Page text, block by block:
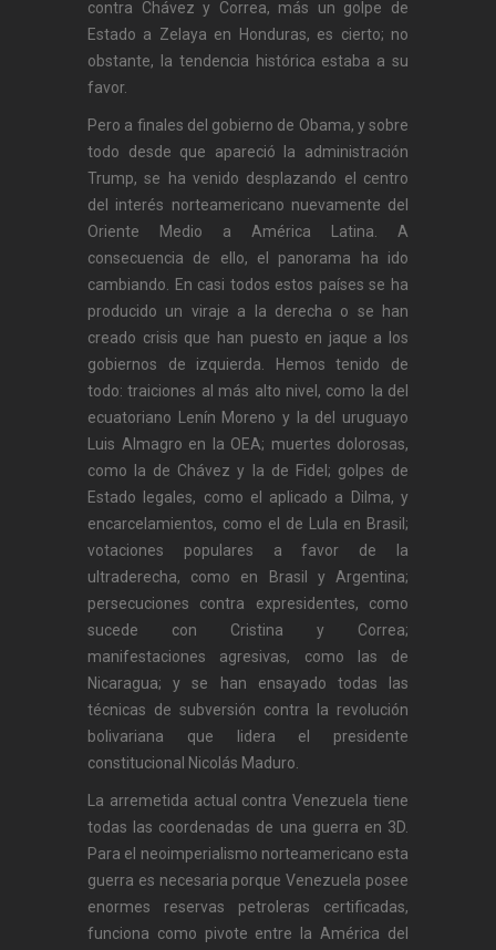
contra Chávez y Correa, más un golpe de
Estado a Zelaya en Honduras, es cierto; no
obstante, la tendencia histórica estaba a su
favor.
Pero a finales del gobierno de Obama, y sobre
todo desde que apareció la administración
Trump, se ha venido desplazando el centro
del interés norteamericano nuevamente del
Oriente Medio a América Latina. A
consecuencia de ello, el panorama ha ido
cambiando. En casi todos estos países se ha
producido un viraje a la derecha o se han
creado crisis que han puesto en jaque a los
gobiernos de izquierda. Hemos tenido de
todo: traiciones al más alto nivel, como la del
ecuatoriano Lenín Moreno y la del uruguayo
Luis Almagro en la OEA; muertes dolorosas,
como la de Chávez y la de Fidel; golpes de
Estado legales, como el aplicado a Dilma, y
encarcelamientos, como el de Lula en Brasil;
votaciones populares a favor de la
ultraderecha, como en Brasil y Argentina;
persecuciones contra expresidentes, como
sucede con Cristina y Correa;
manifestaciones agresivas, como las de
Nicaragua; y se han ensayado todas las
técnicas de subversión contra la revolución
bolivariana que lidera el presidente
constitucional Nicolás Maduro.
La arremetida actual contra Venezuela tiene
todas las coordenadas de una guerra en 3D.
Para el neoimperialismo norteamericano esta
guerra es necesaria porque Venezuela posee
enormes reservas petroleras certificadas,
funciona como pivote entre la América del